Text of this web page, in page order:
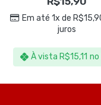
Em até 1x de R$
juros
À vista R$15,11 no